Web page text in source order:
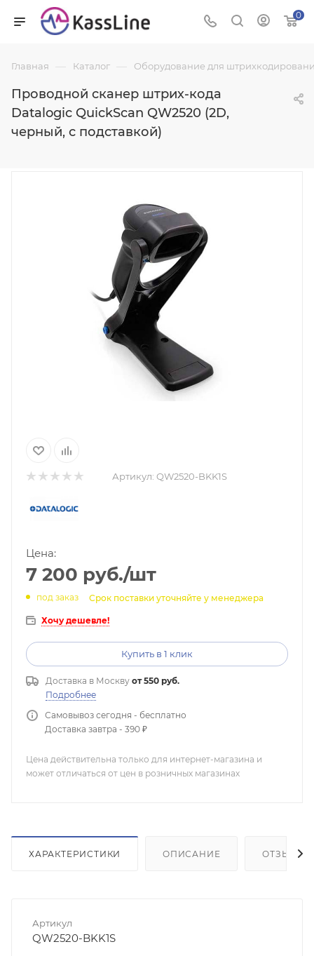
0
Главная — Каталог — Оборудование для
Проводной сканер штрих-кода
Datalogic QuickScan QW2520 (2D,
черный, с подставкой)
Артикул: QW2520-BKK1S
Цена:
7 200 руб./шт
под заказ Срок поставки уточняйте у менеджера
Хочу дешевле!
Купить в 1 клик
Доставка в Москву от 550 руб.
Подробнее
Самовывоз сегодня - бесплатно
Доставка завтра - 390 ₽
Цена действительна только для интернет-магазина и
может отличаться от цен в розничных магазинах
ХАРАКТЕРИСТИКИ ОПИСАНИЕ ОТЗЫВЫ
Артикул
QW2520-BKK1S